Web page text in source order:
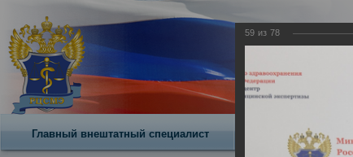
Главный внештатный специалист О центре
59 из 78